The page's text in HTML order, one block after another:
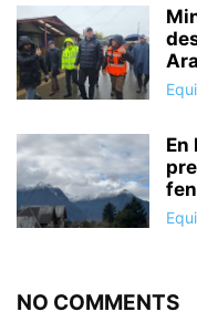
En
NO COMMENTS